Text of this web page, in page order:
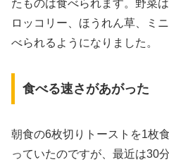
たものは食べられます。野菜
ロッコリー、ほうれん草、ミ
べられるようになりました。
食べる速さがあがった
朝食の6枚切りトーストを1枚
っていたのですが、最近は30